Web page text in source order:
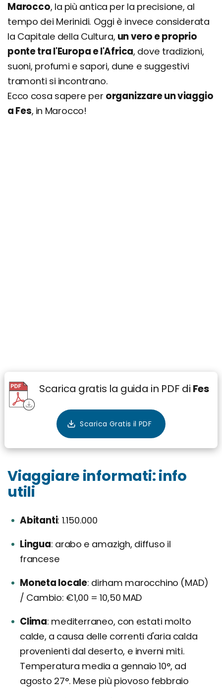
Marocco, la più antica per la precisione, al
tempo dei Merinidi. Oggi è invece considerata
la Capitale della Cultura, un vero e proprio
ponte tra l'Europa e l'Africa, dove tradizioni,
suoni, profumi e sapori, dune e suggestivi
tramonti si incontrano.
Ecco cosa sapere per organizzare un viaggio
a Fes, in Marocco!
Scarica gratis la guida in PDF di Fes
Viaggiare informati: info
utili
Abitanti 1.150.000
Lingua arabo e amazigh, diffuso il
francese
Moneta locale dirham marocchino (MAD)
/ Cambio: €1,00 = 10,50 MAD
Clima mediterraneo, con estati molto
calde, a causa delle correnti d'aria calda
provenienti dal deserto, e inverni miti.
Temperatura media a gennaio 10°, ad
agosto 27°. Mese più piovoso febbraio